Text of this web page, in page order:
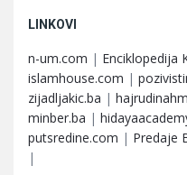
LINKOVI
n-um.com | Enciklopedija
islamhouse.com |
zijadljakic.ba |
minber.ba |
putsredine.com | Predaje
|